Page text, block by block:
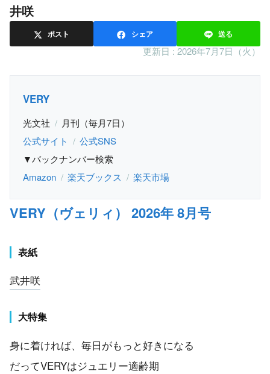
井咲
ポスト シェア 送る
更新日 : 2026年7月7日（火）
VERY
光文社
月刊（毎月7日）
公式サイト
公式SNS
▼バックナンバー検索
Amazon
楽天ブックス 楽天市場
VERY（ヴェリィ） 2026年 8月号
表紙
武井咲
大特集
身に着ければ、毎日がもっと好きになる
だってVERYはジュエリー適齢期